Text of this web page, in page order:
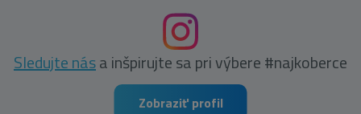
Sledujte nása inšpirujte sa pri výbere #najkoberce
Zobraziť profil